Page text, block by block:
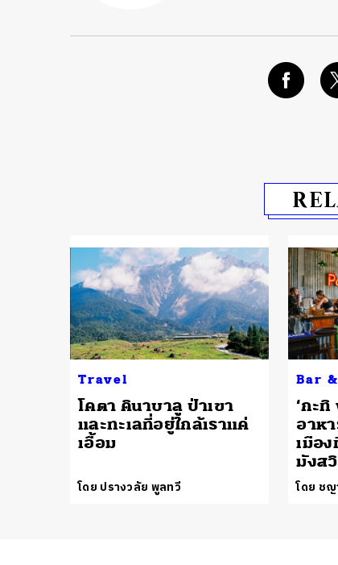
Travel
โคตา คินาบาลู ป่าเขา
และทะเลที่อยู่ใกล้เราแค่
เอื้อม
โดย ปรางวลัย พูลทวี
Bar
‘กะ
อาห
เมือ
มังส
โดย ช